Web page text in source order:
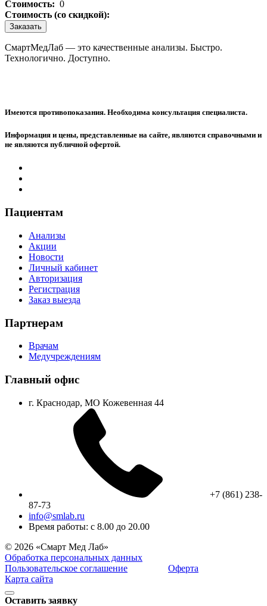
Стоимость: 0
Стоимость (со скидкой):
Заказать
СмартМедЛаб — это качественные анализы. Быстро.
Технологично. Доступно.
Имеются противопоказания. Необходима консультация специалиста.
Информация и цены, представленные на сайте, являются справочными и
не являются публичной офертой.
Пациентам
Анализы
Акции
Новости
Личный кабинет
Авторизация
Регистрация
Заказ выезда
Партнерам
Врачам
Медучреждениям
Главный офис
г. Краснодар, МО Кожевенная 44
+7 (861) 238-
87-73
info@smlab.ru
Время работы: с 8.00 до 20.00
© 2026 «Смарт Мед Лаб»
Обработка персональных данных
Пользовательское соглашение
Оферта
Карта сайта
Оставить заявку